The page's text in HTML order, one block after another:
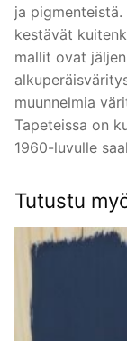
ja
kestävät
mallit ovat
muunnelmia
Tapeteissa on
1960-luvulle
Tutustu